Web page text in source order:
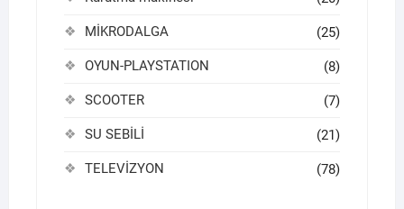
MİKRODALGA (25)
OYUN-PLAYSTATION (8)
SCOOTER (7)
SU SEBİLİ (21)
TELEVİZYON (78)